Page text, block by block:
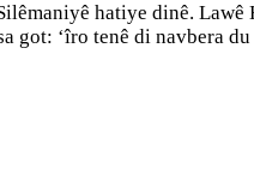
hatiye dinê.
got: ‘îro tenê di navbera